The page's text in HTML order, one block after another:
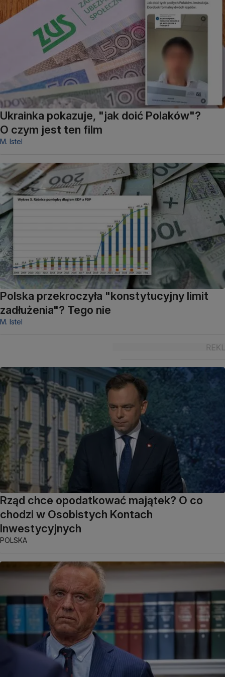
Ukrainka pokazuje, "jak doić Polaków"?
O czym jest ten film
M. Istel
Polska przekroczyła "konstytucyjny limit
zadłużenia"? Tego nie
M. Istel
Rząd chce opodatkować majątek? O co
chodzi w Osobistych Kontach
Inwestycyjnych
POLSKA